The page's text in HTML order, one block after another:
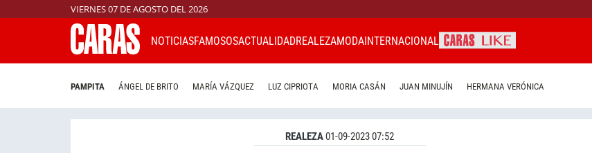
VIERNES 07 DE AGOSTO DEL 2026
NOTICIASFAMOSOSACTUALIDADREALEZAMODAINTERNACIONAL
PAMPITA ÁNGEL DE BRITO MARÍA VÁZQUEZ LUZ CIPRIOTA MORIA CASÁN JUAN MINUJÍN HERMANA VERÓNICA
REALEZA01-09-2023 07:52